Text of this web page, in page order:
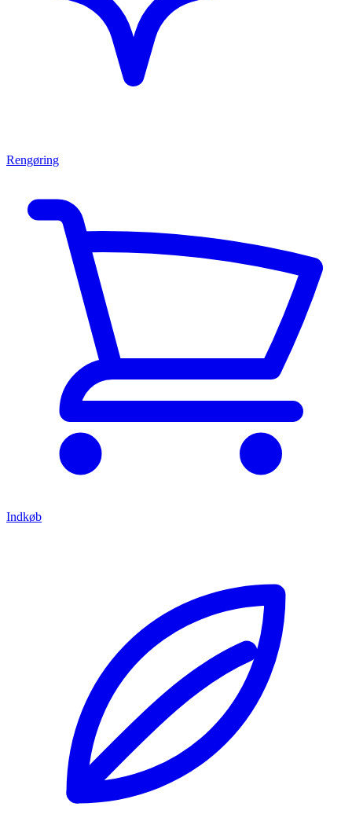
Rengøring
Indkøb